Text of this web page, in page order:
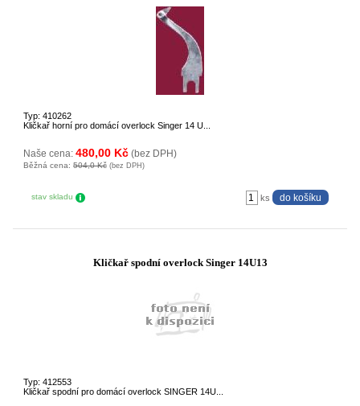
Typ: 410262
Kličkař horní pro domácí overlock Singer 14 U...
Naše cena: 480,00 Kč (bez DPH)
Běžná cena: 504,0 Kč (bez DPH)
stav skladu ks
Kličkař spodní overlock Singer 14U13
Typ: 412553
Kličkař spodní pro domácí overlock SINGER 14U...